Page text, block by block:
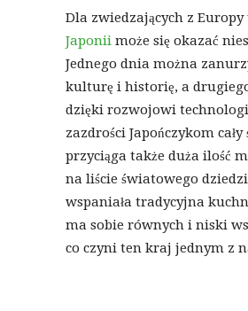
Dla zwiedzających z Europy
Japonii może się okazać
Jednego dnia można
kulturę i historię, a drugiego
dzięki rozwojowi
zazdrości Japończykom
przyciąga także duża ilość
na liście światowego
wspaniała tradycyjna
ma sobie równych i niski
co czyni ten kraj jednym z